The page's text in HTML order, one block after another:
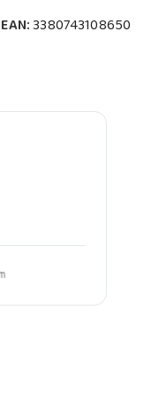
EAN:3380743108650